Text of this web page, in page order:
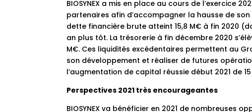
BIOSYNEX a mis en place au cours de l’exercice
partenaires afin d’accompagner la hausse de
dette financière brute atteint 15,8 M€ à fin 2020
an plus tôt. La trésorerie à fin décembre 2020
M€. Ces liquidités excédentaires permettent au
son développement et réaliser de futures
l’augmentation de capital réussie début 2021 de
Perspectives 2021 très encourageantes
BIOSYNEX va bénéficier en 2021 de nombreuses